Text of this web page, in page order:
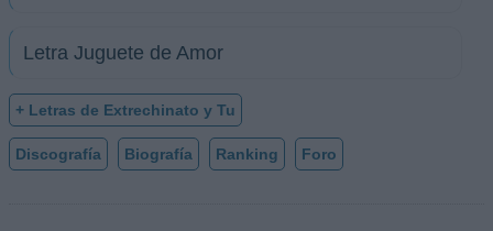
Letra Juguete de Amor
+ Letras de Extrechinato y Tu
Discografía Biografía Ranking Foro